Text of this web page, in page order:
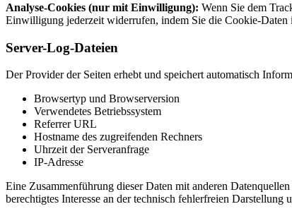
Analyse-Cookies (nur mit Einwilligung): Wenn Sie dem
Einwilligung jederzeit widerrufen, indem Sie die Cookie-Daten
Server-Log-Dateien
Der Provider der Seiten erhebt und speichert automatisch
Browsertyp und Browserversion
Verwendetes Betriebssystem
Referrer URL
Hostname des zugreifenden Rechners
Uhrzeit der Serveranfrage
IP-Adresse
Eine Zusammenführung dieser Daten mit anderen
berechtigtes Interesse an der technisch fehlerfreien